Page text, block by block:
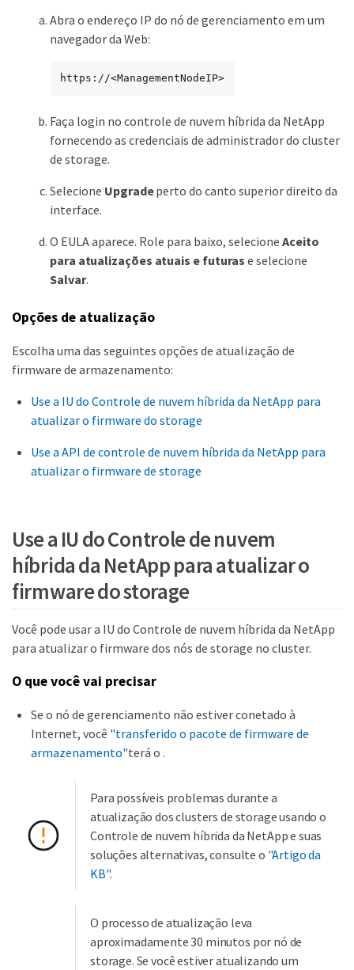
Abra o endereço IP do nó de gerenciamento em um
navegador da Web:
https://<ManagementNodeIP>
Faça login no controle de nuvem híbrida da NetApp
fornecendo as credenciais de administrador do cluster
de storage.
Selecione Upgradeperto do canto superior direito da
interface.
O EULA aparece. Role para baixo, selecione Aceito
para atualizações atuais e futuras e selecione
Salvar.
Opções de atualização
Escolha uma das seguintes opções de atualização de
firmware de armazenamento:
Use a IU do Controle de nuvem híbrida da NetApp para
atualizar o firmware do storage
Use a API de controle de nuvem híbrida da NetApp para
atualizar o firmware de storage
Use a IU do Controle de nuvem
híbrida da NetApp para atualizar o
firmware do storage
Você pode usar a IU do Controle de nuvem híbrida da NetApp
para atualizar o firmware dos nós de storage no cluster.
O que você vai precisar
Se o nó de gerenciamento não estiver conetado à
Internet, você "transferido o pacote de firmware de
armazenamento"terá o .
Para possíveis problemas durante a
atualização dos clusters de storage usando o
Controle de nuvem híbrida da NetApp e suas
soluções alternativas, consulte o "Artigo da
KB".
O processo de atualização leva
aproximadamente 30 minutos por nó de
storage. Se você estiver atualizando um